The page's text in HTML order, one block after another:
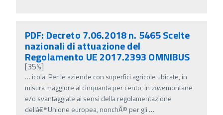
PDF: Decreto 7.06.2018 n. 5465 Scelte
nazionali di attuazione del
Regolamento UE 2017.2393 OMNIBUS
[35%]
… icola. Per le aziende con superfici agricole ubicate, in
misura maggiore al cinquanta per cento, inzonemontane
e/o svantaggiate ai sensi della regolamentazione
dellâ€™Unione europea, nonchÃ© per gli …